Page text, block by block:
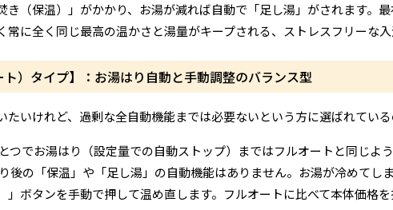
き（保温）」がかかり、お湯が減れば自動で「足し湯」がされます。
常に全く同じ最高の温かさと湯量がキープされる、ストレスフリーな入
）タイプ】：お湯はり自動と手動調整のバランス型
たいけれど、過剰な全自動機能までは必要ないという方に選ばれてい
つでお湯はり（設定量での自動ストップ）まではフルオートと同じよ
後の「保温」や「足し湯」の自動機能はありません。お湯が冷めてし
」ボタンを手動で押して温め直します。フルオートに比べて本体価格